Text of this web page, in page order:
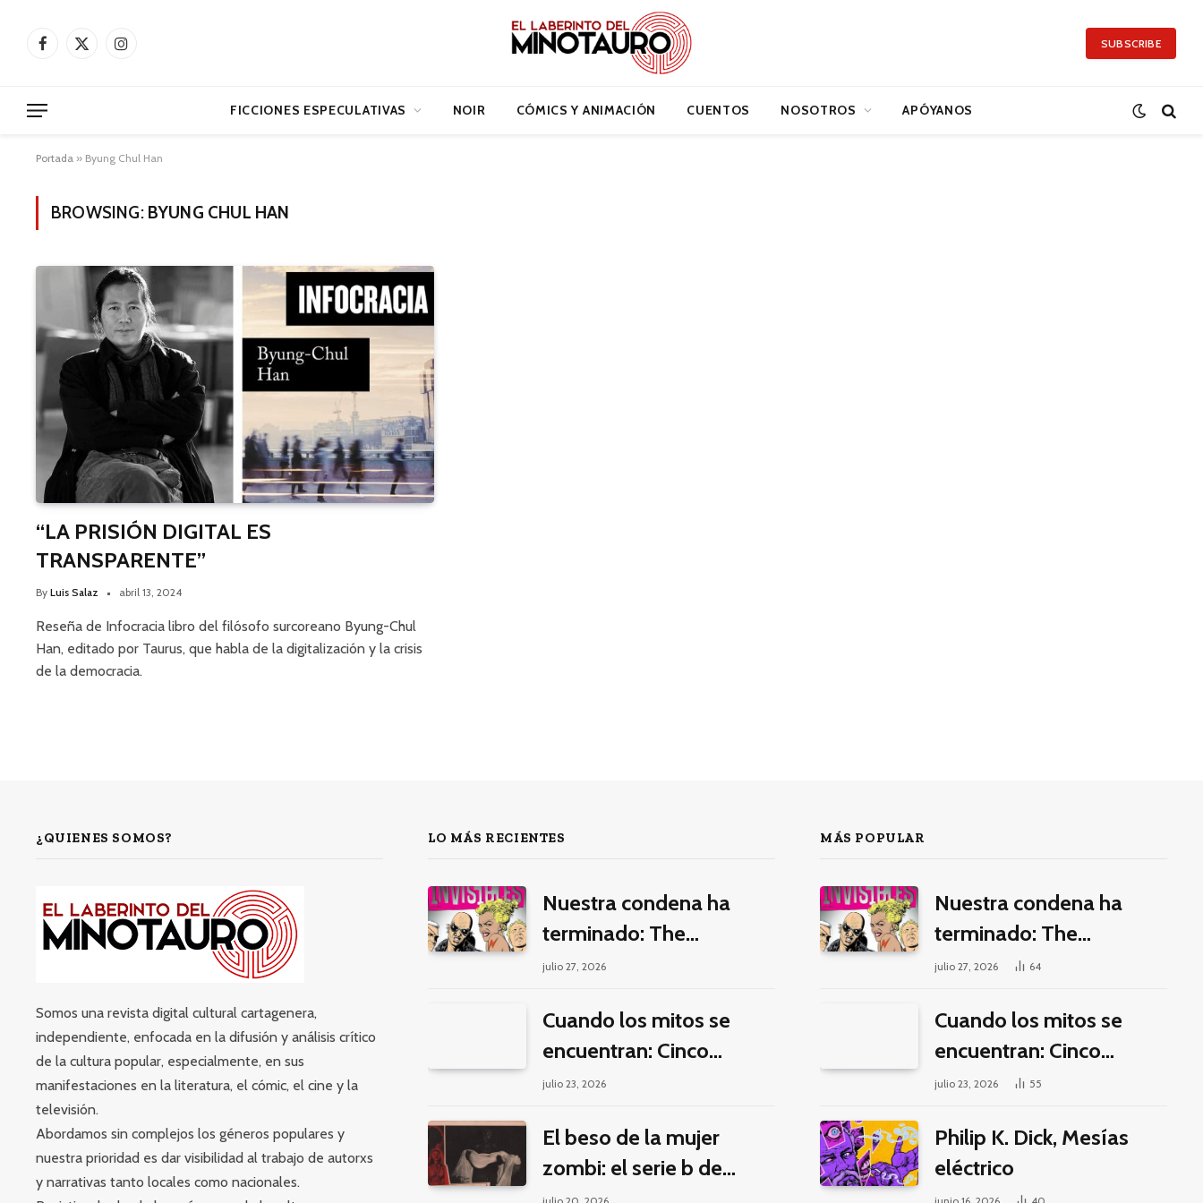
Facebook
X
Instagram SUBSCRIBE
FICCIONES ESPECULATIVAS NOIR CÓMICS Y ANIMACIÓN CUENTOS NOSOTROS APÓYANOS
Portada » Byung Chul Han
BROWSING: BYUNG CHUL HAN
“LA PRISIÓN DIGITAL ES
TRANSPARENTE”
By Luis Salaz abril 13, 2024
Reseña de Infocracia libro del filósofo surcoreano Byung-Chul
Han, editado por Taurus, que habla de la digitalización y la crisis
de la democracia.
¿QUIENES SOMOS?
Somos una revista digital cultural cartagenera,
independiente, enfocada en la difusión y análisis crítico
de la cultura popular, especialmente, en sus
manifestaciones en la literatura, el cómic, el cine y la
televisión.
Abordamos sin complejos los géneros populares y
nuestra prioridad es dar visibilidad al trabajo de autorxs
y narrativas tanto locales como nacionales.
LO MÁS RECIENTES
Nuestra condena ha
terminado: The
Invisibles y la guerra por
julio 27, 2026
Cuando los mitos se
encuentran: Cinco
pilares éticos para una
julio 23, 2026
El beso de la mujer
zombi: el serie b de
MÁS POPULAR
Nuestra condena ha
terminado: The
Invisibles y la guerra por
julio 27, 2026 64
Cuando los mitos se
encuentran: Cinco
pilares éticos para una
julio 23, 2026 55
Philip K. Dick, Mesías
eléctrico